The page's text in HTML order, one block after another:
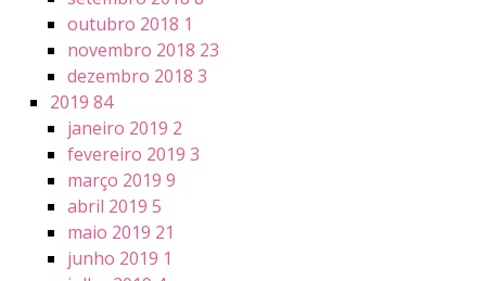
outubro 2018 1
novembro 2018 23
dezembro 2018 3
2019 84
janeiro 2019 2
fevereiro 2019 3
março 2019 9
abril 2019 5
maio 2019 21
junho 2019 1